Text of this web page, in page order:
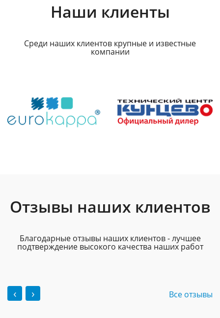
Наши клиенты
Среди наших клиентов крупные и известные
компании
Отзывы наших клиентов
Благодарные отзывы наших клиентов - лучшее
подтверждение высокого качества наших работ
‹ › Все отзывы